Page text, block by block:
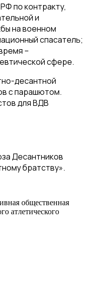
по контракту,
и
на военном
спасатель;
–
сфере.
десантной
с парашютом.
для ВДВ
Десантников
братству».
общественная
атлетического